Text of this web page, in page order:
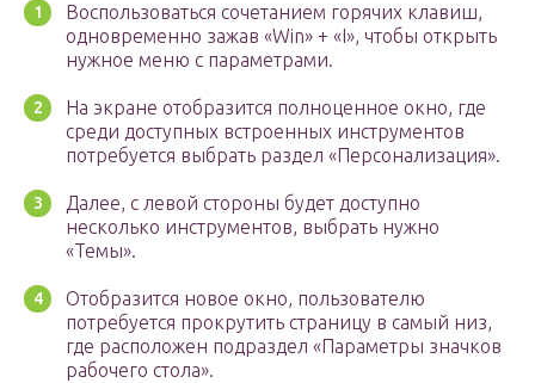
Воспользоваться сочетанием горячих клавиш,
одновременно зажав «Win» + «I», чтобы открыть
нужное меню с параметрами.
На экране отобразится полноценное окно, где
среди доступных встроенных инструментов
потребуется выбрать раздел «Персонализация».
Далее, с левой стороны будет доступно
несколько инструментов, выбрать нужно
«Темы».
Отобразится новое окно, пользователю
потребуется прокрутить страницу в самый низ,
где расположен подраздел «Параметры значков
рабочего стола».